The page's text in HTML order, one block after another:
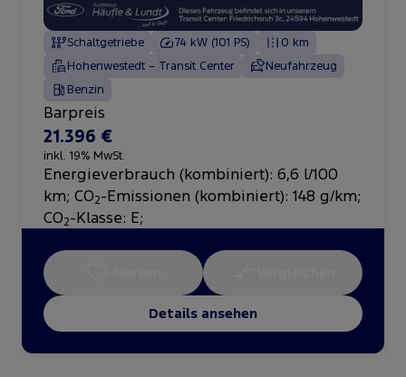
Schaltgetriebe 74 kW (101 PS)
0 km
Hohenwestedt – Transit Center
Neufahrzeug
Benzin
Barpreis
21.396 €
inkl. 19% MwSt.
Energieverbrauch (kombiniert): 6,6 l/100
km; CO2-Emissionen (kombiniert): 148 g/km;
CO2-Klasse: E;
Details ansehen